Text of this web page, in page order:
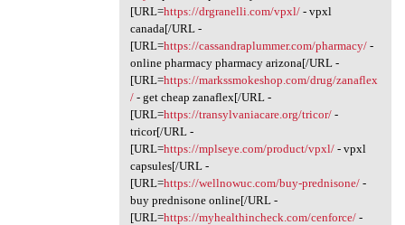
[URL=https://drgranelli.com/vpxl/- vpxl
canada[/URL -
[URL=https://cassandraplummer.com/pharmacy/-
online pharmacy pharmacy arizona[/URL -
[URL=https://markssmokeshop.com/drug/zanaflex
/- get cheap zanaflex[/URL -
[URL=https://transylvaniacare.org/tricor/-
tricor[/URL -
[URL=https://mplseye.com/product/vpxl/- vpxl
capsules[/URL -
[URL=https://wellnowuc.com/buy-prednisone/-
buy prednisone online[/URL -
[URL=https://myhealthincheck.com/cenforce/-